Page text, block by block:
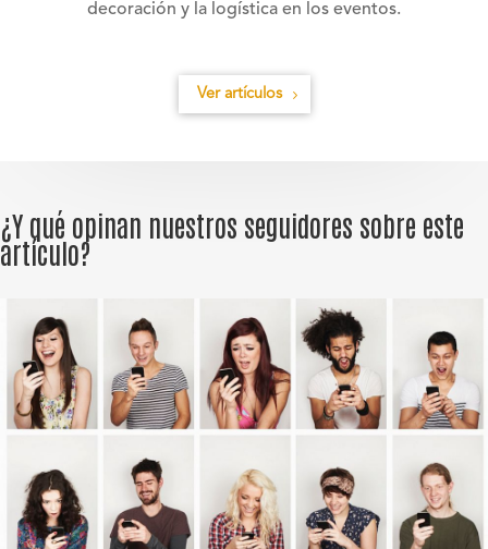
decoración y la logística en los eventos.
Ver artículos
¿Y qué opinan nuestros seguidores sobre este
artículo?